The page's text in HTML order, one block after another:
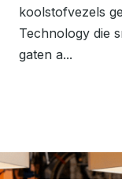
koolstofvezels
Technology die
gaten a...